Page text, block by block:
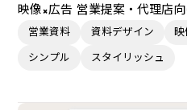
映像×広告 営業提案・代理店
営業資料 資料デザイン 映
シンプル スタイリッシュ